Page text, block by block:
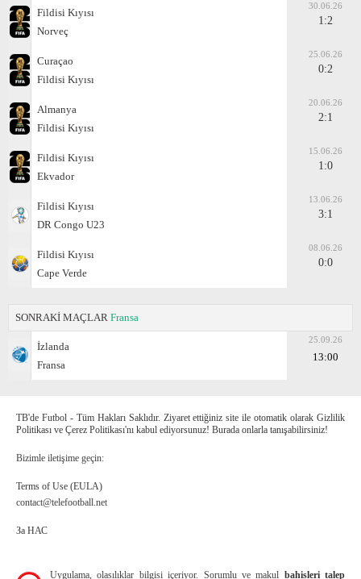
Fildisi Kıyısı
Norveç
30.06.26
1:2
Curaçao
Fildisi Kıyısı
25.06.26
0:2
Almanya
Fildisi Kıyısı
20.06.26
2:1
Fildisi Kıyısı
Ekvador
15.06.26
1:0
Fildisi Kıyısı
DR Congo U23
13.06.26
3:1
Fildisi Kıyısı
Cape Verde
08.06.26
0:0
SONRAKİ MAÇLAR Fransa
İzlanda
Fransa
25.09.26
13:00
TB'de Futbol - Tüm Hakları Saklıdır. Ziyaret ettiğiniz site ile otomatik olarak Gizlilik
Politikası ve Çerez Politikası'nı kabul ediyorsunuz! Burada onlarla tanışabilirsiniz!
Bizimle iletişime geçin:
Terms of Use (EULA)
contact@telefootball.net
За НАС
Uygulama, olasılıklar bilgisi içeriyor. Sorumlu ve makul bahisleri talep